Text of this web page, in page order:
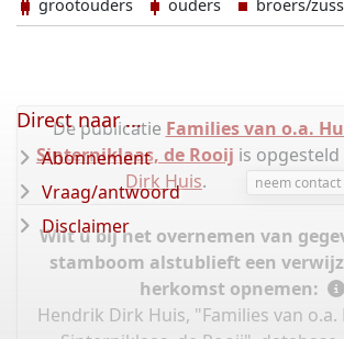
grootouders
ouders broers/
De publicatie Families van o.a.
Sinterniklaas, de Rooij is
Dirk Huis. neem contact
Wilt u bij het overnemen van
stamboom alstublieft een
herkomst opnemen:
Hendrik Dirk Huis, "Families van o.a.
Direct naar ...
Abonnement
Vraag/antwoord
Disclaimer